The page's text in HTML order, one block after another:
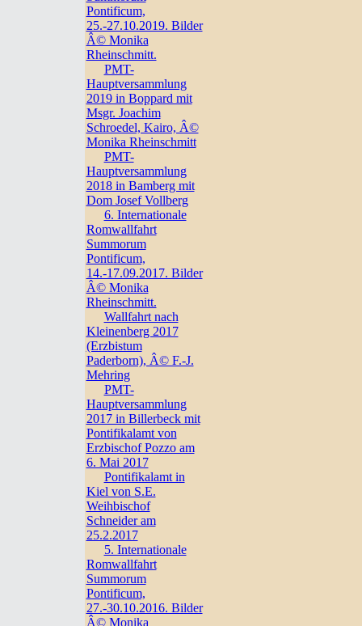
Pontificum,
25.-27.10.2019. Bilder
Â© Monika
Rheinschmitt.
PMT-
Hauptversammlung
2019 in Boppard mit
Msgr. Joachim
Schroedel, Kairo, Â©
Monika Rheinschmitt
PMT-
Hauptversammlung
2018 in Bamberg mit
Dom Josef Vollberg
6. Internationale
Romwallfahrt
Summorum
Pontificum,
14.-17.09.2017. Bilder
Â© Monika
Rheinschmitt.
Wallfahrt nach
Kleinenberg 2017
(Erzbistum
Paderborn), Â© F.-J.
Mehring
PMT-
Hauptversammlung
2017 in Billerbeck mit
Pontifikalamt von
Erzbischof Pozzo am
6. Mai 2017
Pontifikalamt in
Kiel von S.E.
Weihbischof
Schneider am
25.2.2017
5. Internationale
Romwallfahrt
Summorum
Pontificum,
27.-30.10.2016. Bilder
Â© Monika